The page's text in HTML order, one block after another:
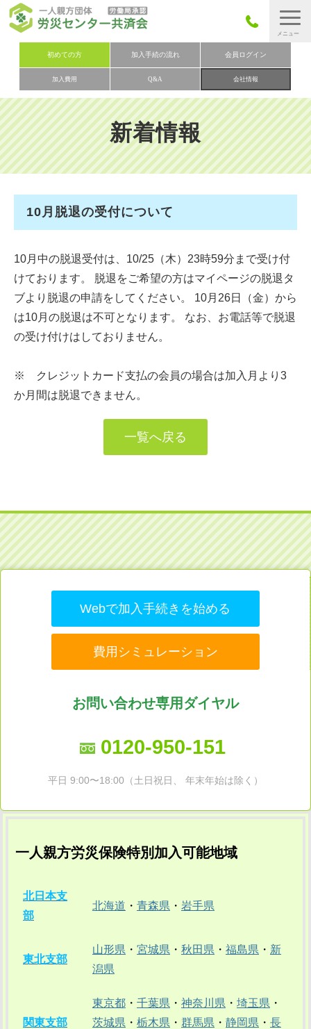
初めての方 加入手続の流れ 会員ログイン
加入費用 Q&A 会社情報
労災保険とは
労災保険の取りまとめ
労災保険加入手続きの流れ
加入費用
加入申込み
お問い合わせ
新着情報
10月脱退の受付について
10月中の脱退受付は、10/25（木）23時59分まで受け付
けております。 脱退をご希望の方はマイページの脱退タ
ブより脱退の申請をしてください。 10月26日（金）から
は10月の脱退は不可となります。 なお、お電話等で脱退
の受け付けはしておりません。
※ クレジットカード支払の会員の場合は加入月より3
か月間は脱退できません。
一覧へ戻る
Webで加入手続きを始める
費用シミュレーション
お問い合わせ専用ダイヤル
0120-950-151
平日 9:00〜18:00（土日祝日、 年末年始は除く）
一人親方労災保険特別加入可能地域
北日本支
部
北海道 ・ 青森県 ・ 岩手県
東北支部
山形県 ・ 宮城県 ・ 秋田県 ・ 福島県 ・ 新
潟県
関東支部
東京都 ・ 千葉県 ・ 神奈川県 ・ 埼玉県 ・
茨城県 ・ 栃木県 ・ 群馬県 ・ 静岡県 ・ 長